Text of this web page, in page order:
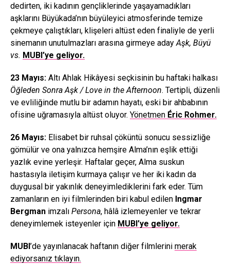
dedirten, iki kadının gençliklerinde yaşayamadıkları
aşklarını Büyükada’nın büyüleyici atmosferinde temize
çekmeye çalıştıkları, klişeleri altüst eden finaliyle de yerli
sinemanın unutulmazları arasına girmeye aday Aşk, Büyü
vs. MUBI’ye geliyor.
23 Mayıs: Altı Ahlak Hikâyesi seçkisinin bu haftaki halkası
Öğleden Sonra Aşk / Love in the Afternoon. Tertipli, düzenli
ve evliliğinde mutlu bir adamın hayatı, eski bir ahbabının
ofisine uğramasıyla altüst oluyor. Yönetmen Éric Rohmer.
26 Mayıs: Elisabet bir ruhsal çöküntü sonucu sessizliğe
gömülür ve ona yalnızca hemşire Alma’nın eşlik ettiği
yazlık evine yerleşir. Haftalar geçer, Alma suskun
hastasıyla iletişim kurmaya çalışır ve her iki kadın da
duygusal bir yakınlık deneyimlediklerini fark eder. Tüm
zamanların en iyi filmlerinden biri kabul edilen Ingmar
Bergman imzalı Persona, hâlâ izlemeyenler ve tekrar
deneyimlemek isteyenler için MUBI’ye geliyor.
MUBI’de yayınlanacak haftanın diğer filmlerini merak
ediyorsanız tıklayın.